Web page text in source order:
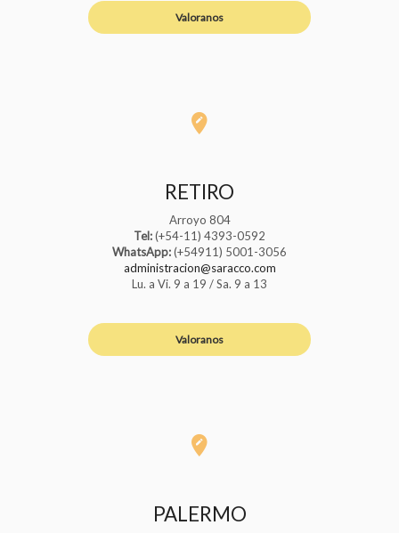
Valoranos
RETIRO
Arroyo 804
Tel:(+54-11) 4393-0592
WhatsApp:(+54911) 5001-3056
administracion@saracco.com
Lu. a Vi. 9 a 19 / Sa. 9 a 13
Valoranos
PALERMO